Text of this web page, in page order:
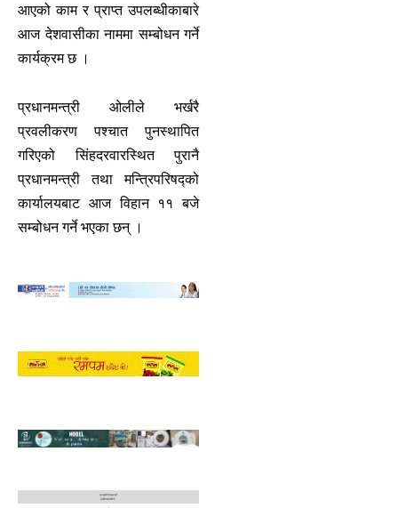
आएको काम र प्राप्त उपलब्धीकाबारे
आज देशवासीका नाममा सम्बोधन गर्ने
कार्यक्रम छ ।
प्रधानमन्त्री ओलीले भर्खरै
प्रवलीकरण पश्चात पुनस्थापित
गरिएको सिंहदरवारस्थित पुरानै
प्रधानमन्त्री तथा मन्त्रिपरिषद्को
कार्यालयबाट आज विहान ११ बजे
सम्बोधन गर्ने भएका छन् ।